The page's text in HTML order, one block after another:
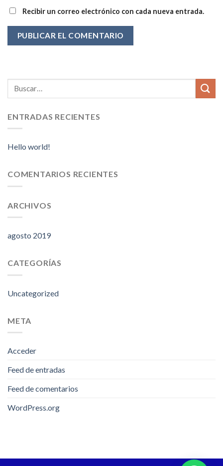
Recibir un correo electrónico con cada nueva entrada.
ENTRADAS RECIENTES
Hello world!
COMENTARIOS RECIENTES
ARCHIVOS
agosto 2019
CATEGORÍAS
Uncategorized
META
Acceder
Feed de entradas
Feed de comentarios
WordPress.org